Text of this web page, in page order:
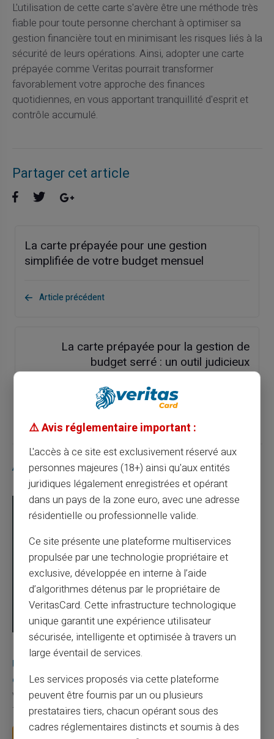
L'utilisation de cette carte s'avère être une méthode très
fiable pour toute personne cherchant à optimiser sa
gestion financière tout en minimisant les risques liés à la
sécurité de leurs opérations. Ainsi, adopter une carte
prépayée comme Veritas pourrait transformer
favorablement votre approche des finances
quotidiennes, en vous apportant tranquillité d'esprit et
contrôle accumulé.
Partager cet article
La carte prépayée pour une gestion
simplifiée de votre budget mensuel
Article précédent
La carte prépayée pour la gestion de
budget serré : un outil judicieux
Articles similaires
03/08/2026 Veritas
Une carte bancaire gratuite sans compte, ça
existe ?
Vous avez tapé cette recherche parce que votre banque vous
facture 50 € par an pour une carte que vo...
⚠️ Avis réglementaire important :
L'accès à ce site est exclusivement réservé aux
personnes majeures (18+) ainsi qu'aux entités
juridiques légalement enregistrées et opérant
dans un pays de la zone euro, avec une adresse
résidentielle ou professionnelle valide.
Ce site présente une plateforme multiservices
propulsée par une technologie propriétaire et
exclusive, développée en interne à l’aide
d’algorithmes détenus par le propriétaire de
VeritasCard. Cette infrastructure technologique
unique garantit une expérience utilisateur
sécurisée, intelligente et optimisée à travers un
large éventail de services.
Les services proposés via cette plateforme
peuvent être fournis par un ou plusieurs
prestataires tiers, chacun opérant sous des
cadres réglementaires distincts et soumis à des